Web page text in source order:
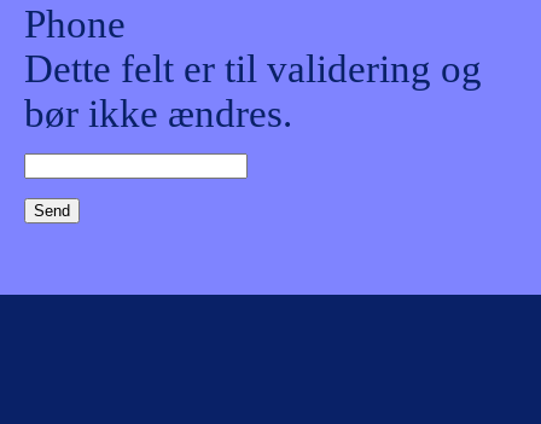
Phone
Dette felt er til validering og
bør ikke ændres.